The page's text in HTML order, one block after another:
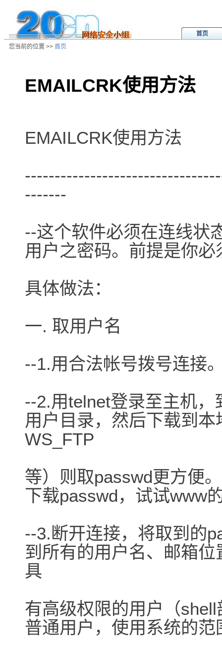
首页
您当前的位置 >> 首页
EMAILCRK使用方法
EMAILCRK使用方法
-------
--这个软件必须在连线状
用户之密码。前提是你
具体做法：
一. 取用户名
--1.用合法帐号拨号连接
--2.用telnet登录至主机
用户目录，然后下载到
WS_FTP
等）则取passwd更方便
下载passwd，试试www
--3.断开连接，将取到的
到所有的用户名、邮箱
具
有高级权限的用户（
普通用户，使用系统的